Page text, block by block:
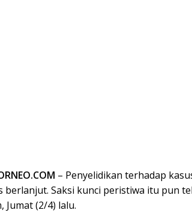
– Penyelidikan terhadap
berlanjut. Saksi kunci peristiwa itu pun
Jumat (2/4) lalu.